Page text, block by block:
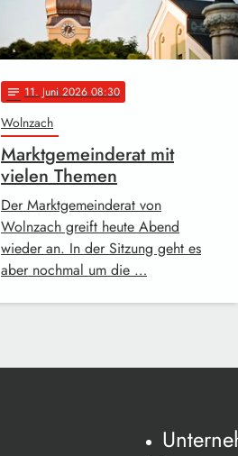
notes 11. Juni 2026 08:30
Wolnzach
Marktgemeinderat mit
vielen Themen
Der Marktgemeinderat von
Wolnzach greift heute Abend
wieder an. In der Sitzung geht es
aber nochmal um die …